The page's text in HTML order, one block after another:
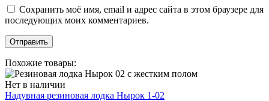
Сохранить моё имя, email и адрес сайта в этом браузере для
последующих моих комментариев.
Похожие товары:
Нет в наличии
Надувная резиновая лодка Нырок 1-02